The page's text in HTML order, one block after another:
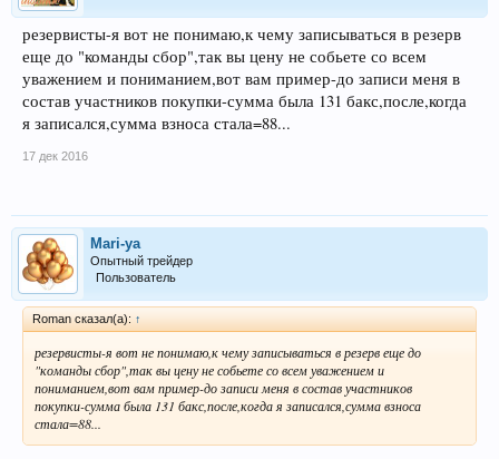
резервисты-я вот не понимаю,к чему записываться в резерв
еще до "команды сбор",так вы цену не собьете со всем
уважением и пониманием,вот вам пример-до записи меня в
состав участников покупки-сумма была 131 бакс,после,когда
я записался,сумма взноса стала=88...
17 дек 2016
Mari-ya
Опытный трейдер
Пользователь
Roman сказал(а): ↑
резервисты-я вот не понимаю,к чему записываться в резерв еще до
"команды сбор",так вы цену не собьете со всем уважением и
пониманием,вот вам пример-до записи меня в состав участников
покупки-сумма была 131 бакс,после,когда я записался,сумма взноса
стала=88...